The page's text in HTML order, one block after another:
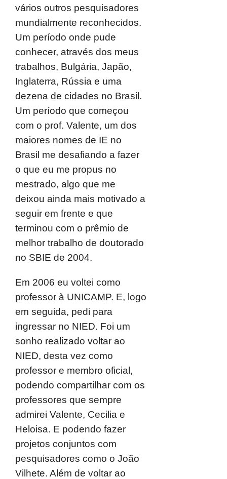
vários outros pesquisadores
mundialmente reconhecidos.
Um período onde pude
conhecer, através dos meus
trabalhos, Bulgária, Japão,
Inglaterra, Rússia e uma
dezena de cidades no Brasil.
Um período que começou
com o prof. Valente, um dos
maiores nomes de IE no
Brasil me desafiando a fazer
o que eu me propus no
mestrado, algo que me
deixou ainda mais motivado a
seguir em frente e que
terminou com o prêmio de
melhor trabalho de doutorado
no SBIE de 2004.
Em 2006 eu voltei como
professor à UNICAMP. E, logo
em seguida, pedi para
ingressar no NIED. Foi um
sonho realizado voltar ao
NIED, desta vez como
professor e membro oficial,
podendo compartilhar com os
professores que sempre
admirei Valente, Cecilia e
Heloisa. E podendo fazer
projetos conjuntos com
pesquisadores como o João
Vilhete. Além de voltar ao